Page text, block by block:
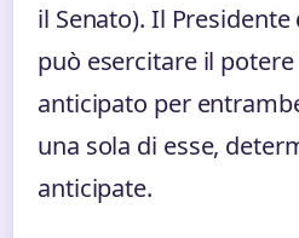
il Senato). Il
può esercitare il
anticipato per
una sola di esse,
anticipate.